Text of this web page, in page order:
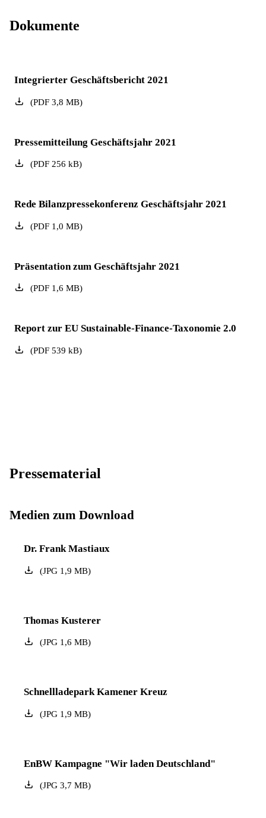
Dokumente
Integrierter Geschäftsbericht 2021
(PDF3,8 MB)
Pressemitteilung Geschäftsjahr 2021
(PDF256 kB)
Rede Bilanzpressekonferenz Geschäftsjahr 2021
(PDF1,0 MB)
Präsentation zum Geschäftsjahr 2021
(PDF1,6 MB)
Report zur EU Sustainable-Finance-Taxonomie 2.0
(PDF539 kB)
Pressematerial
Medien zum Download
Dr. Frank Mastiaux
(JPG1,9 MB)
Thomas Kusterer
(JPG1,6 MB)
Schnellladepark Kamener Kreuz
(JPG1,9 MB)
EnBW Kampagne "Wir laden Deutschland"
(JPG3,7 MB)